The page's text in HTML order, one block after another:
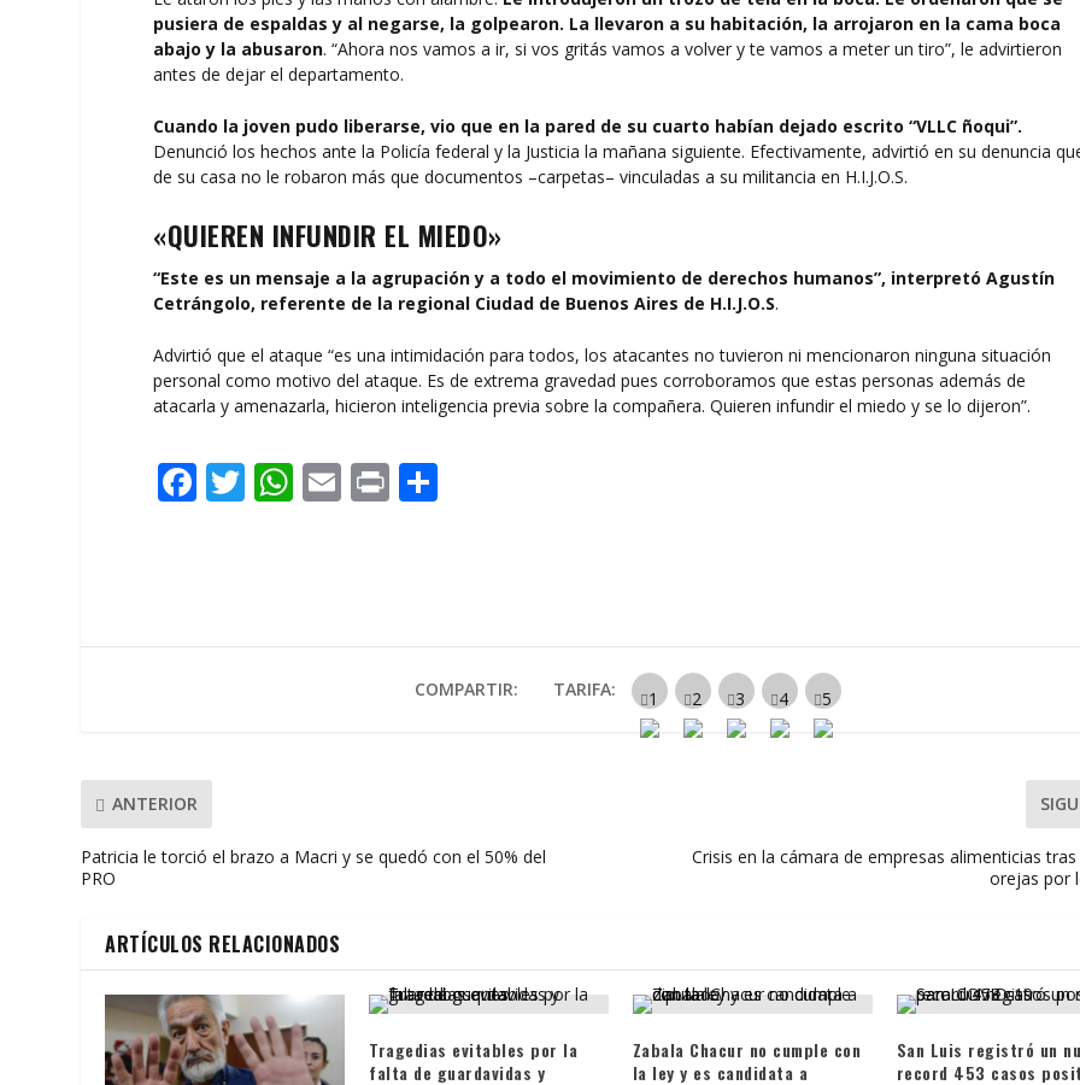
pusiera de espaldas y al negarse, la golpearon. La llevaron a su habitación, la arrojaron en la cama boca
abajo y la abusaron. “Ahora nos vamos a ir, si vos gritás vamos a volver y te vamos a meter un tiro”, le advirtieron
antes de dejar el departamento.
Cuando la joven pudo liberarse, vio que en la pared de su cuarto habían dejado escrito “VLLC ñoqui”.
Denunció los hechos ante la Policía federal y la Justicia la mañana siguiente. Efectivamente, advirtió en su denuncia
de su casa no le robaron más que documentos –carpetas– vinculadas a su militancia en H.I.J.O.S.
«QUIEREN INFUNDIR EL MIEDO»
“Este es un mensaje a la agrupación y a todo el movimiento de derechos humanos”, interpretó Agustín
Cetrángolo, referente de la regional Ciudad de Buenos Aires de H.I.J.O.S.
Advirtió que el ataque “es una intimidación para todos, los atacantes no tuvieron ni mencionaron ninguna situación
personal como motivo del ataque. Es de extrema gravedad pues corroboramos que estas personas además de
atacarla y amenazarla, hicieron inteligencia previa sobre la compañera. Quieren infundir el miedo y se lo dijeron”.
F
o
T W
A
E Pr
ar
ti
r
COMPARTIR: TARIFA:
ANTERIOR
Patricia le torció el brazo a Macri y se quedó con el 50% del
PRO
Crisis en la cámara de empresas alimenticias
orejas por
ARTÍCULOS RELACIONADOS
Tragedias evitables por la
falta de guardavidas y
Zabala Chacur no cumple con
la ley y es candidata a
San Luis registró un
record 453 casos